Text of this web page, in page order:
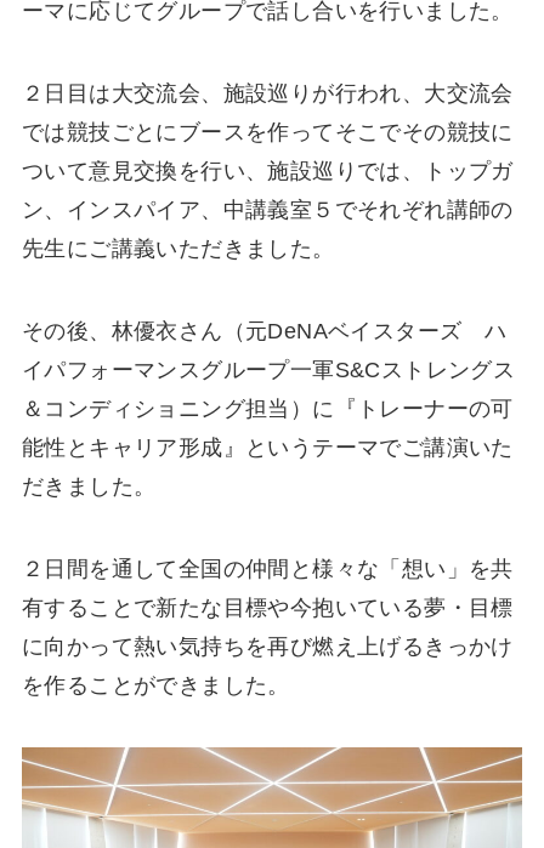
ーマに応じてグループで話し合いを行いました。
２日目は大交流会、施設巡りが行われ、大交流会
では競技ごとにブースを作ってそこでその競技に
ついて意見交換を行い、施設巡りでは、トップガ
ン、インスパイア、中講義室５でそれぞれ講師の
先生にご講義いただきました。
その後、林優衣さん（元DeNAベイスターズ ハ
イパフォーマンスグループ一軍S&Cストレングス
＆コンディショニング担当）に『トレーナーの可
能性とキャリア形成』というテーマでご講演いた
だきました。
２日間を通して全国の仲間と様々な「想い」を共
有することで新たな目標や今抱いている夢・目標
に向かって熱い気持ちを再び燃え上げるきっかけ
を作ることができました。